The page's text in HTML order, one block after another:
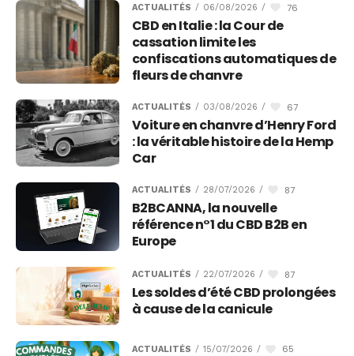
ACTUALITÉS / 06/08/2026 / 76
CBD en Italie : la Cour de
cassation limite les
confiscations automatiques de
fleurs de chanvre
ACTUALITÉS / 03/08/2026 / 67
Voiture en chanvre d’Henry Ford
: la véritable histoire de la Hemp
Car
ACTUALITÉS / 28/07/2026 / 87
B2BCANNA, la nouvelle
référence n°1 du CBD B2B en
Europe
ACTUALITÉS / 22/07/2026 / 87
Les soldes d’été CBD prolongées
à cause de la canicule
ACTUALITÉS / 15/07/2026 / 65